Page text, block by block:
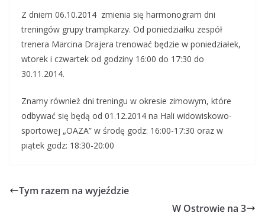
Z dniem 06.10.2014 zmienia się harmonogram dni
treningów grupy trampkarzy. Od poniedziałku zespół
trenera Marcina Drajera trenować będzie w poniedziałek,
wtorek i czwartek od godziny 16:00 do 17:30 do
30.11.2014.
Znamy również dni treningu w okresie zimowym, które
odbywać się będą od 01.12.2014 na Hali widowiskowo-
sportowej „OAZA” w środę godz: 16:00-17:30 oraz w
piątek godz: 18:30-20:00
Tym razem na wyjeździe
W Ostrowie na 3